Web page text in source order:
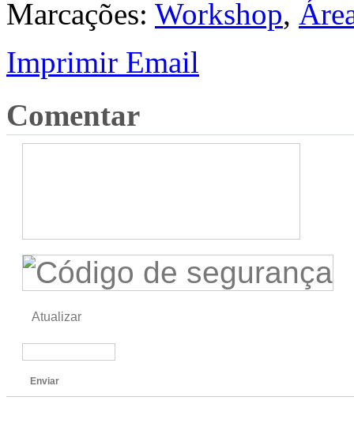
Marcações: Workshop,
Imprimir Email
Comentar
Atualizar
Enviar